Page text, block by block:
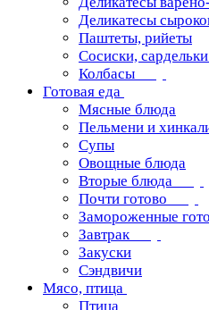
Деликатесы
Паштеты, рийеты
Сосиски, сардельки
Колбасы
Готовая еда
Мясные блюда
Пельмени и
Супы
Овощные блюда
Вторые блюда
Почти готово
Замороженные
Завтрак
Закуски
Сэндвичи
Мясо, птица
Птица